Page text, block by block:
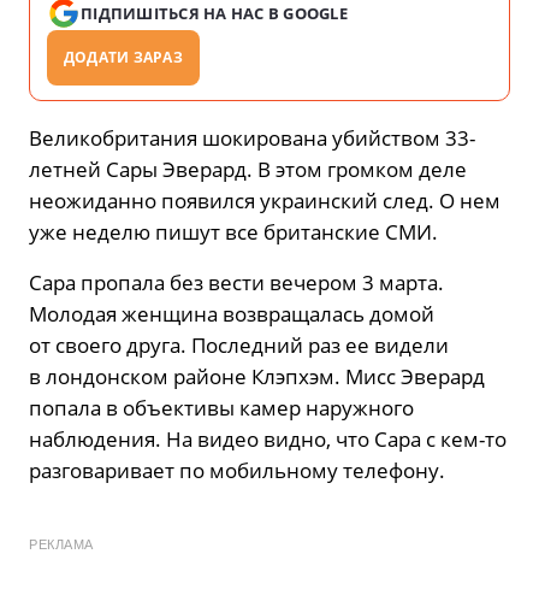
ПІДПИШІТЬСЯ НА НАС В GOOGLE
ДОДАТИ ЗАРАЗ
Великобритания шокирована убийством 33-
летней Сары Эверард. В этом громком деле
неожиданно появился украинский след. О нем
уже неделю пишут все британские СМИ.
Сара пропала без вести вечером 3 марта.
Молодая женщина возвращалась домой
от своего друга. Последний раз ее видели
в лондонском районе Клэпхэм. Мисс Эверард
попала в объективы камер наружного
наблюдения. На видео видно, что Сара с кем-то
разговаривает по мобильному телефону.
РЕКЛАМА